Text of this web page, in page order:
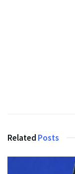
Related Posts